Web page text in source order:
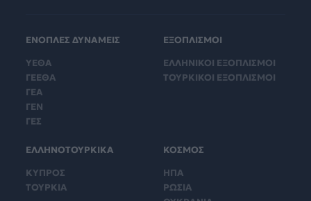
ΕΝΟΠΛΕΣ ΔΥΝΑΜΕΙΣ
ΥΕΘΑ
ΓΕΕΘΑ
ΓΕΑ
ΓΕΝ
ΓΕΣ
ΕΞΟΠΛΙΣΜΟΙ
ΕΛΛΗΝΙΚΟΙ ΕΞΟΠΛΙΣΜΟΙ
ΤΟΥΡΚΙΚΟΙ ΕΞΟΠΛΙΣΜΟΙ
ΕΛΛΗΝΟΤΟΥΡΚΙΚΑ
ΚΥΠΡΟΣ
ΤΟΥΡΚΙΑ
ΚΟΣΜΟΣ
ΗΠΑ
ΡΩΣΙΑ